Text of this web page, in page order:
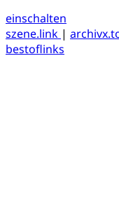
einschalten
szene.link |
bestoflinks